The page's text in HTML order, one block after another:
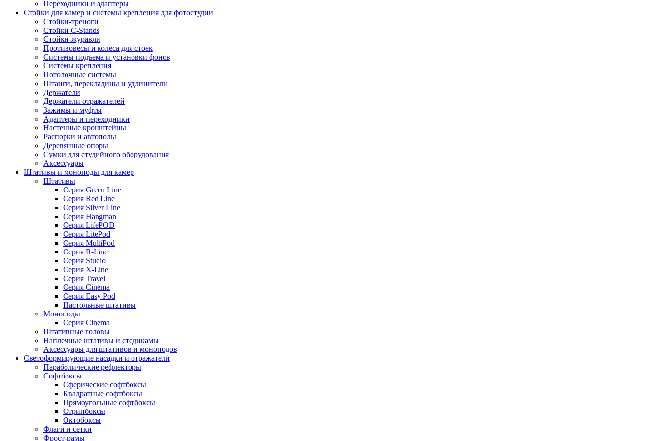
Переходники и адаптеры
Стойки для камер и системы крепления для фотостудии
Стойки-треноги
Стойки C-Stands
Стойки-журавли
Противовесы и колеса для стоек
Системы подъема и установки фонов
Системы крепления
Потолочные системы
Штанги, перекладины и удлинители
Держатели
Держатели отражателей
Зажимы и муфты
Адаптеры и переходники
Настенные кронштейны
Распорки и автополы
Деревянные опоры
Сумки для студийного оборудования
Аксессуары
Штативы и моноподы для камер
Штативы
Серия Green Line
Серия Red Line
Серия Silver Line
Серия Hangman
Серия LifePOD
Серия LitePod
Серия MultiPod
Серия R-Line
Серия Studio
Серия X-Line
Серия Travel
Серия Cinema
Серия Easy Pod
Настольные штативы
Моноподы
Серия Cinema
Штативные головы
Наплечные штативы и стедикамы
Аксессуары для штативов и моноподов
Светоформирующие насадки и отражатели
Параболические рефлекторы
Софтбоксы
Сферические софтбоксы
Квадратные софтбоксы
Прямоугольные софтбоксы
Стрипбоксы
Октобоксы
Флаги и сетки
Фрост-рамы